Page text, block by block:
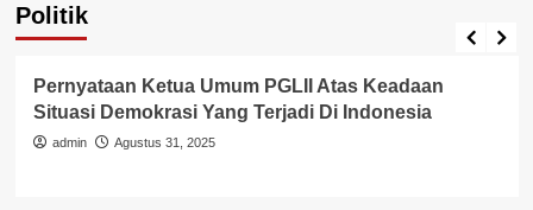
Politik
Pemerintah
Pernyataan Ketua Umum PGLII Atas Keadaan
Situasi Demokrasi Yang Terjadi Di Indonesia
admin Agustus 31, 2025